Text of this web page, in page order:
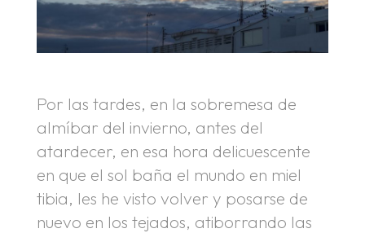
Por las tardes, en la sobremesa de
almíbar del invierno, antes del
atardecer, en esa hora delicuescente
en que el sol baña el mundo en miel
tibia, les he visto volver y posarse de
nuevo en los tejados, atiborrando las